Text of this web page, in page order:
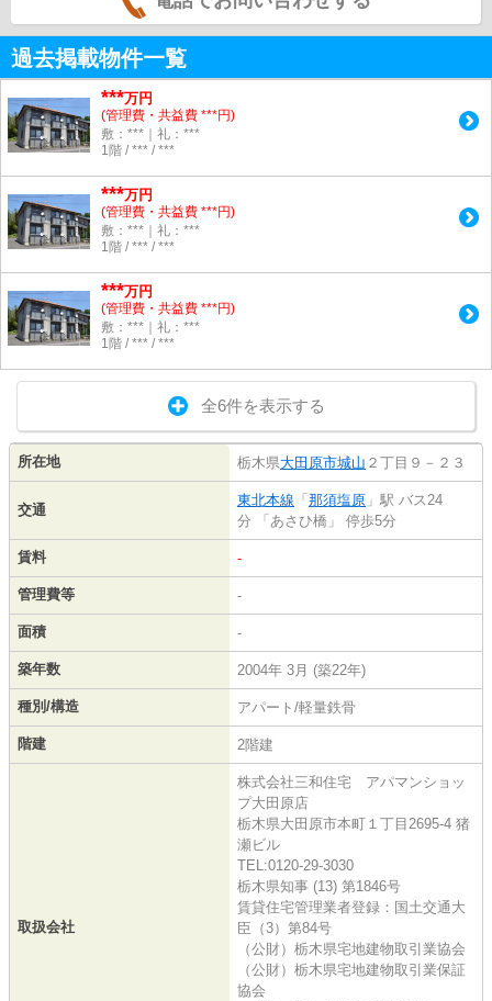
過去掲載物件一覧
***万円
(管理費・共益費 ***円)
敷：***｜礼：***
1階 / *** / ***
***万円
(管理費・共益費 ***円)
敷：***｜礼：***
1階 / *** / ***
***万円
(管理費・共益費 ***円)
敷：***｜礼：***
1階 / *** / ***
全6件を表示する
所在地 栃木県大田原市城山 ２丁目９－２３
交通
東北本線 「 那須塩原 」駅 バス24
分 「あさひ橋」 停歩5分
賃料 -
管理費等 -
面積 -
築年数 2004年 3月 (築22年)
種別/構造 アパート/軽量鉄骨
階建 2階建
取扱会社
株式会社三和住宅 アパマンショッ
プ大田原店
栃木県大田原市本町１丁目2695-4 猪
瀬ビル
TEL:0120-29-3030
栃木県知事 (13) 第1846号
賃貸住宅管理業者登録：国土交通大
臣（3）第84号
（公財）栃木県宅地建物取引業協会
（公財）栃木県宅地建物取引業保証
協会